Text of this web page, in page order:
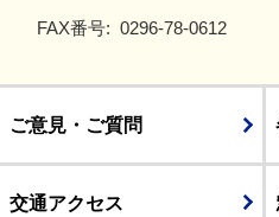
FAX番号: 0296-78-0612
ご意見・ご質問
交通アクセス